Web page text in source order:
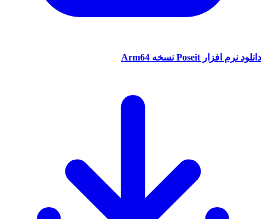
دانلود نرم افزار Poseit نسخه Arm64